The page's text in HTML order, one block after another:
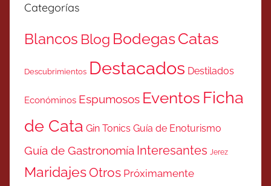
Categorías
Blancos Blog BodegasCatas
Descubrimientos Destacados Destilados
Económinos Espumosos Eventos Ficha
de Cata Gin Tonics Guía de Enoturismo
Guía de Gastronomía Interesantes Jerez
MaridajesOtros Próximamente